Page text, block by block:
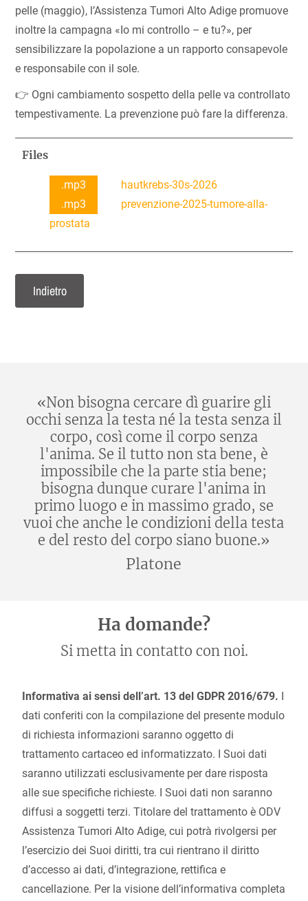
pelle (maggio), l’Assistenza Tumori Alto Adige promuove
inoltre la campagna «Io mi controllo – e tu?», per
sensibilizzare la popolazione a un rapporto consapevole
e responsabile con il sole.
👉 Ogni cambiamento sospetto della pelle va controllato
tempestivamente. La prevenzione può fare la differenza.
Files
.mp3
hautkrebs-30s-2026
.mp3
prevenzione-2025-tumore-alla-
prostata
Indietro
«Non bisogna cercare dì guarire gli
occhi senza la testa né la testa senza il
corpo, così come il corpo senza
l'anima. Se il tutto non sta bene, è
impossibile che la parte stia bene;
bisogna dunque curare l'anima in
primo luogo e in massimo grado, se
vuoi che anche le condizioni della testa
e del resto del corpo siano buone.»
Platone
Ha domande?
Si metta in contatto con noi.
Informativa ai sensi dell’art. 13 del GDPR 2016/679.
dati conferiti con la compilazione del presente modulo
di richiesta informazioni saranno oggetto di
trattamento cartaceo ed informatizzato. I Suoi dati
saranno utilizzati esclusivamente per dare risposta
alle sue specifiche richieste. I Suoi dati non saranno
diffusi a soggetti terzi. Titolare del trattamento è ODV
Assistenza Tumori Alto Adige, cui potrà rivolgersi per
l’esercizio dei Suoi diritti, tra cui rientrano il diritto
d’accesso ai dati, d’integrazione, rettifica e
cancellazione. Per la visione dell’informativa completa